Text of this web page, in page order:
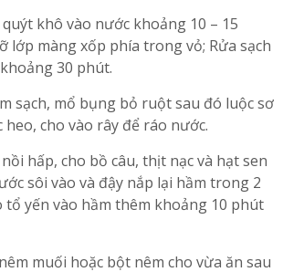
khô vào nước khoảng 10 – 15
lớp màng xốp phía trong vỏ; Rửa sạch
30 phút.
sạch, mổ bụng bỏ ruột sau đó luộc sơ
heo, cho vào rây để ráo nước.
hấp, cho bồ câu, thịt nạc và hạt sen
sôi vào và đậy nắp lại hầm trong 2
yến vào hầm thêm khoảng 10 phút
muối hoặc bột nêm cho vừa ăn sau